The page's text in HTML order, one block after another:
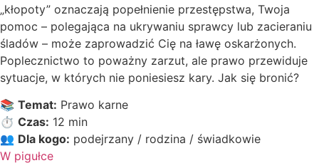
„kłopoty” oznaczają popełnienie przestępstwa, Twoja
pomoc – polegająca na ukrywaniu sprawcy lub zacieraniu
śladów – może zaprowadzić Cię na ławę oskarżonych.
Poplecznictwo to poważny zarzut, ale prawo przewiduje
sytuacje, w których nie poniesiesz kary. Jak się bronić?
📚 Temat: Prawo karne
⏱️ Czas: 12 min
👥 Dla kogo: podejrzany / rodzina / świadkowie
W pigułce